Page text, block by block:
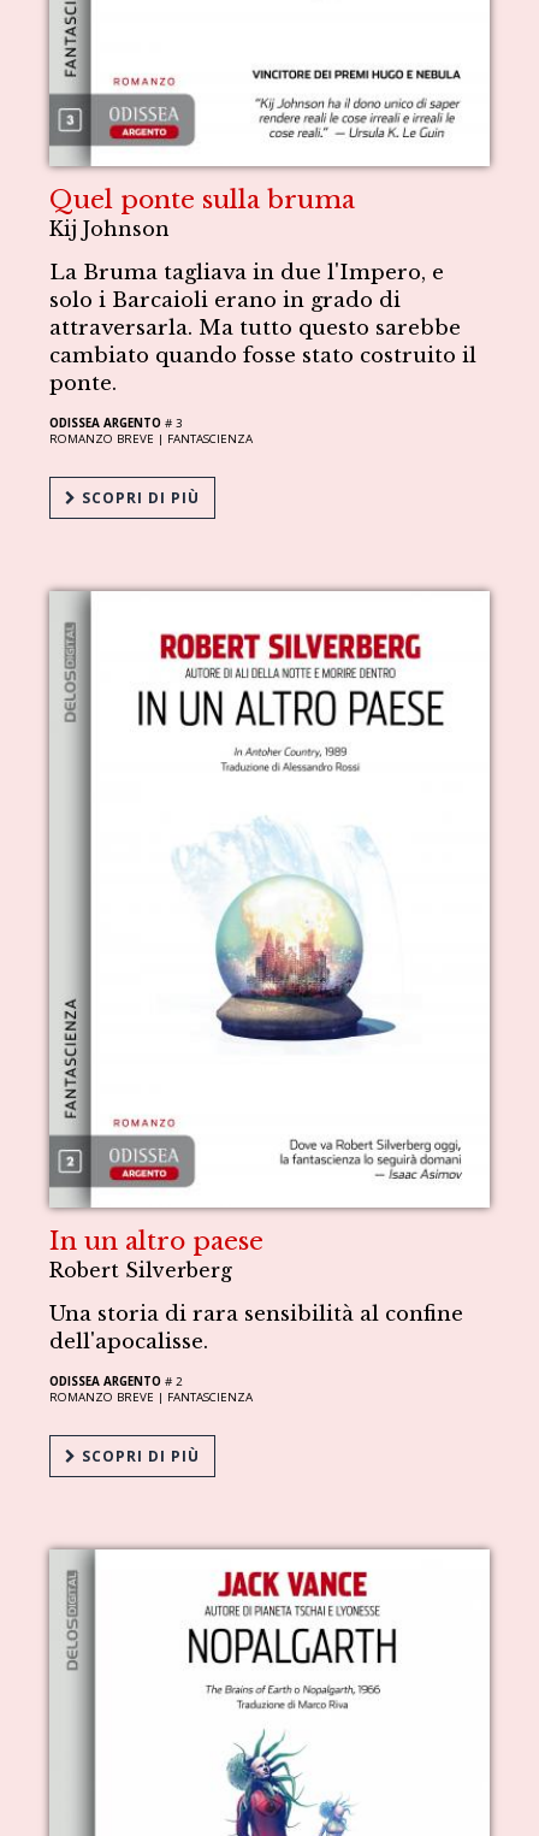
Quel ponte sulla bruma
Kij Johnson
La Bruma tagliava in due l'Impero, e
solo i Barcaioli erano in grado di
attraversarla. Ma tutto questo sarebbe
cambiato quando fosse stato costruito il
ponte.
ODISSEA ARGENTO # 3
ROMANZO BREVE | FANTASCIENZA
SCOPRI DI PIÙ
In un altro paese
Robert Silverberg
Una storia di rara sensibilità al confine
dell'apocalisse.
ODISSEA ARGENTO # 2
ROMANZO BREVE | FANTASCIENZA
SCOPRI DI PIÙ